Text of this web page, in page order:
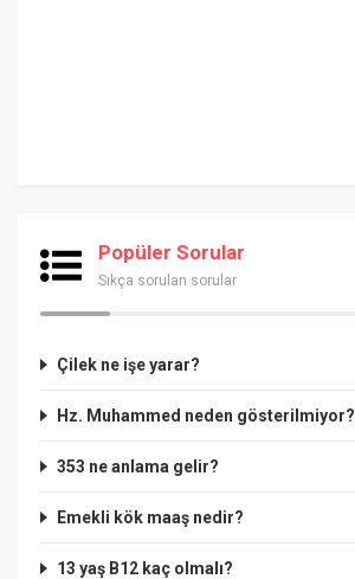
Popüler Sorular
Sıkça sorulan sorular
Çilek ne işe yarar?
Hz. Muhammed neden gösterilmiyor?
353 ne anlama gelir?
Emekli kök maaş nedir?
13 yaş B12 kaç olmalı?